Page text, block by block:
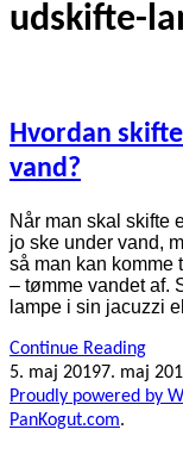
udskifte-
Hvordan
vand?
Når man skal skifte
jo ske under vand,
så man kan komme
– tømme vandet af.
lampe i sin jacuzzi
Continue Reading
5. maj 20197. maj
Proudly powered by
PanKogut.com.